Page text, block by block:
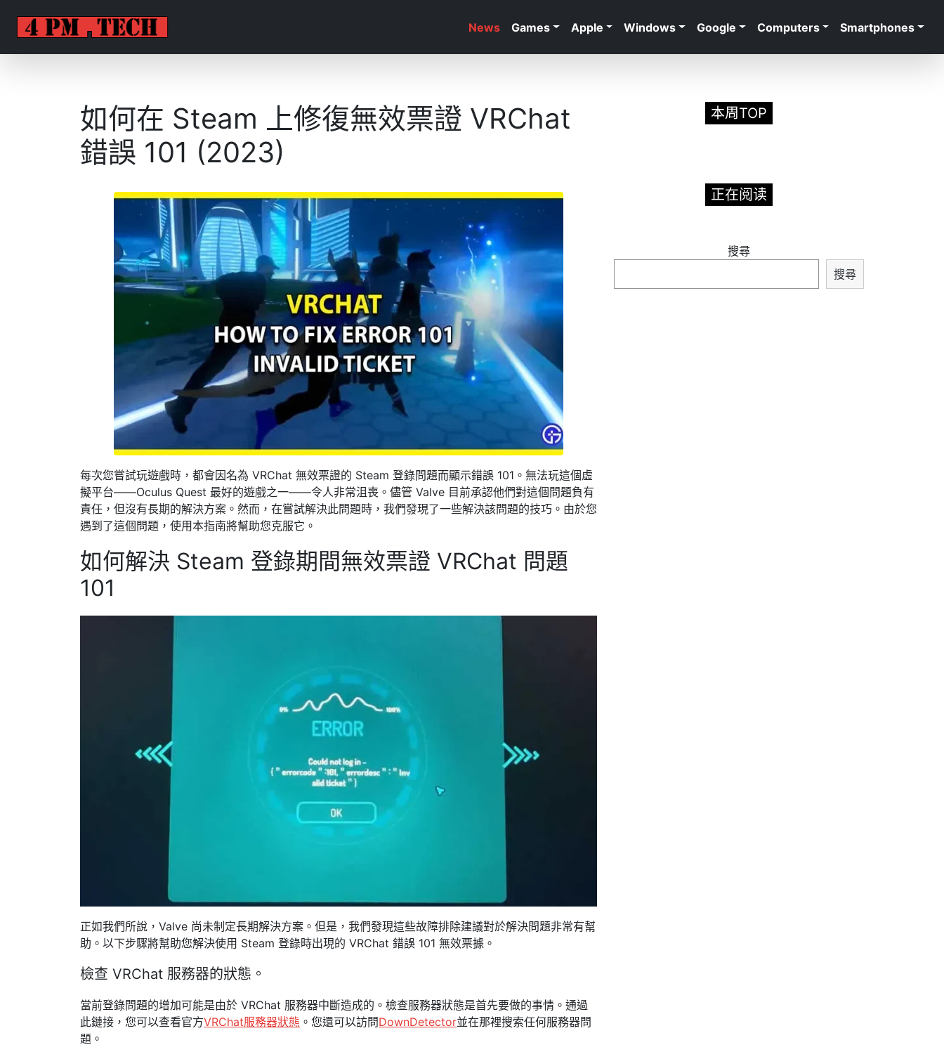
News Games Apple Windows Google Computers Smartphones
如何在 Steam 上修復無效票證 VRChat
錯誤 101 (2023)
每次您嘗試玩遊戲時，都會因名為 VRChat 無效票證的 Steam 登錄問題而顯示錯誤 101。無法玩這個虛
擬平台——Oculus Quest 最好的遊戲之一——令人非常沮喪。儘管 Valve 目前承認他們對這個問題負有
責任，但沒有長期的解決方案。然而，在嘗試解決此問題時，我們發現了一些解決該問題的技巧。由於您
遇到了這個問題，使用本指南將幫助您克服它。
如何解決 Steam 登錄期間無效票證 VRChat 問題
101
正如我們所說，Valve 尚未制定長期解決方案。但是，我們發現這些故障排除建議對於解決問題非常有幫
助。以下步驟將幫助您解決使用 Steam 登錄時出現的 VRChat 錯誤 101 無效票據。
檢查 VRChat 服務器的狀態。
當前登錄問題的增加可能是由於 VRChat 服務器中斷造成的。檢查服務器狀態是首先要做的事情。通過
此鏈接，您可以查看官方VRChat服務器狀態 。您還可以訪問DownDetector並在那裡搜索任何服務器問
題。
本周TOP
正在阅读
搜尋
搜尋